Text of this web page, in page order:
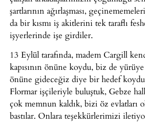
şartlarının ağırlaşması,
da bir kısmı iş akitlerini tek taraflı
işyerlerinde işe girdiler.
13 Eylül tarafında, madem Cargill
kapısının önüne koydu, biz de
önüne gideceğiz diye bir hedef
Flormar işçileriyle buluştuk, Gebze
çok memnun kaldık, bizi öz evlatları
bastılar. Onlara teşekkürlerimizi